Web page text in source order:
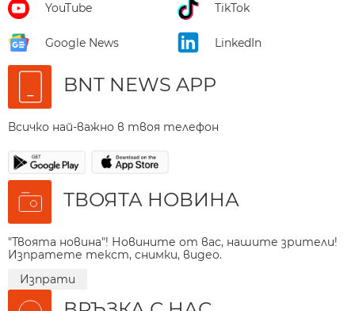
YouTube TikTok
Google News LinkedIn
BNT NEWS APP
Всичко най-важно в твоя телефон
ТВОЯТА НОВИНА
"Твоята новина"! Новините от вас, нашите зрители!
Изпратете текст, снимки, видео.
Изпрати